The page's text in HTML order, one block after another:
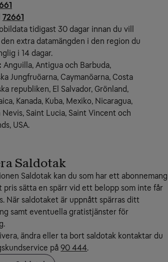
72661
tidigast 30 dagar innan du vill
extra datamängden i den region du
i 14 dagar.
Anguilla, Antigua och Barbuda,
Jungfruöarna, Caymanöarna, Costa
republiken, El Salvador, Grönland,
Kanada, Kuba, Mexiko, Nicaragua,
Saint Lucia, Saint Vincent och
USA.
Saldotak
Saldotak kan du som har ett abonnemang
pris sätta en spärr vid ett belopp som inte får
När saldotaket är uppnått spärras ditt
samt eventuella gratistjänster för
ändra eller ta bort saldotak kontaktar du
på90 444.